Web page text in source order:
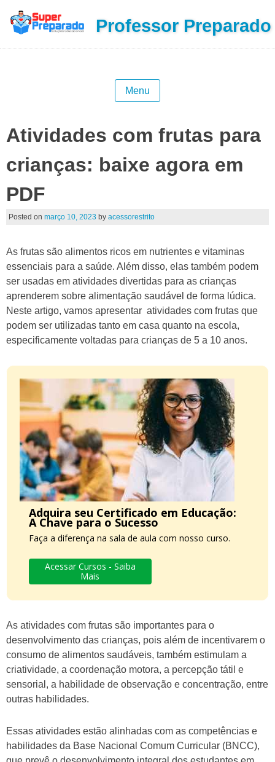
Professor Preparado
Menu
Atividades com frutas para
crianças: baixe agora em
PDF
Posted on março 10, 2023 by acessorestrito
As frutas são alimentos ricos em nutrientes e vitaminas
essenciais para a saúde. Além disso, elas também podem
ser usadas em atividades divertidas para as crianças
aprenderem sobre alimentação saudável de forma lúdica.
Neste artigo, vamos apresentar atividades com frutas que
podem ser utilizadas tanto em casa quanto na escola,
especificamente voltadas para crianças de 5 a 10 anos.
Adquira seu Certificado em Educação:
A Chave para o Sucesso
Faça a diferença na sala de aula com nosso curso.
Acessar Cursos - Saiba
Mais
As atividades com frutas são importantes para o
desenvolvimento das crianças, pois além de incentivarem o
consumo de alimentos saudáveis, também estimulam a
criatividade, a coordenação motora, a percepção tátil e
sensorial, a habilidade de observação e concentração, entre
outras habilidades.
Essas atividades estão alinhadas com as competências e
habilidades da Base Nacional Comum Curricular (BNCC),